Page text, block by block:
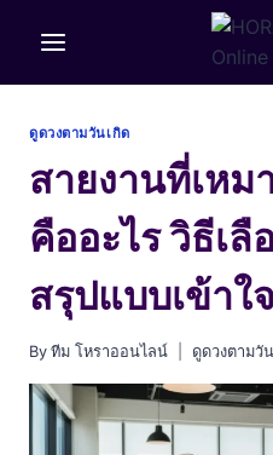
ดูดวงตามวันเกิด
สายงานที่เหม
คืออะไร วิธีเ
สรุปแบบเข้าใ
By ทีม โหราออนไลน์ ดูดวงตามวั